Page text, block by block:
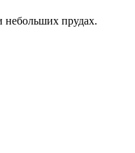
небольших прудах.